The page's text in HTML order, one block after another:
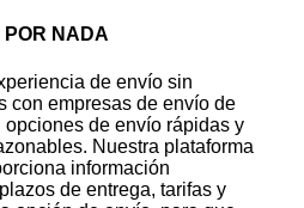
POR NADA
de envío sin
con empresas de envío de
de envío rápidas y
Nuestra plataforma
información
de entrega, tarifas y